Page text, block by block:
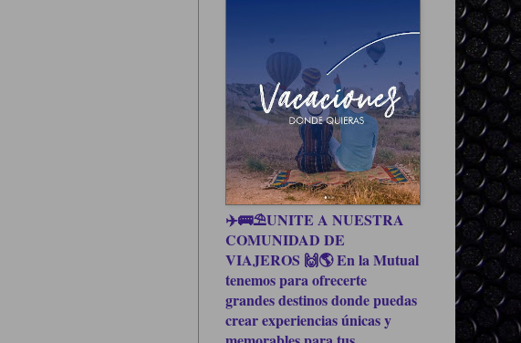
✈️🚌⛱UNITE A NUESTRA
COMUNIDAD DE
VIAJEROS 🙌🌎 En la Mutual
tenemos para ofrecerte
grandes destinos donde puedas
crear experiencias únicas y